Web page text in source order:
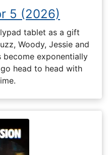
5 (2026)
tablet as a gift
Woody, Jessie and
exponentially
head to head with